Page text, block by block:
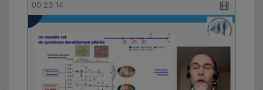
00:23:14